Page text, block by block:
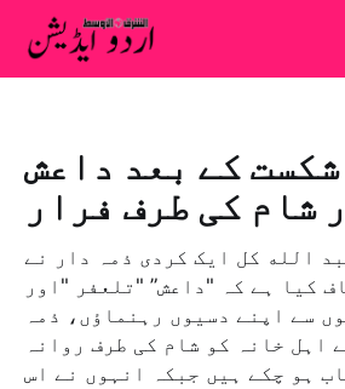
کے بعد داعش
شام کی طرف فرار
الله کل ایک کردی ذمہ دار نے
کیا ہے کہ "داعش” "تلعفر "اور
سے اپنے دسیوں رہنماؤں، ذمہ
اہل خانہ کو شام کی طرف روانہ
ہو چکے ہیں جبکہ انہوں نے اس